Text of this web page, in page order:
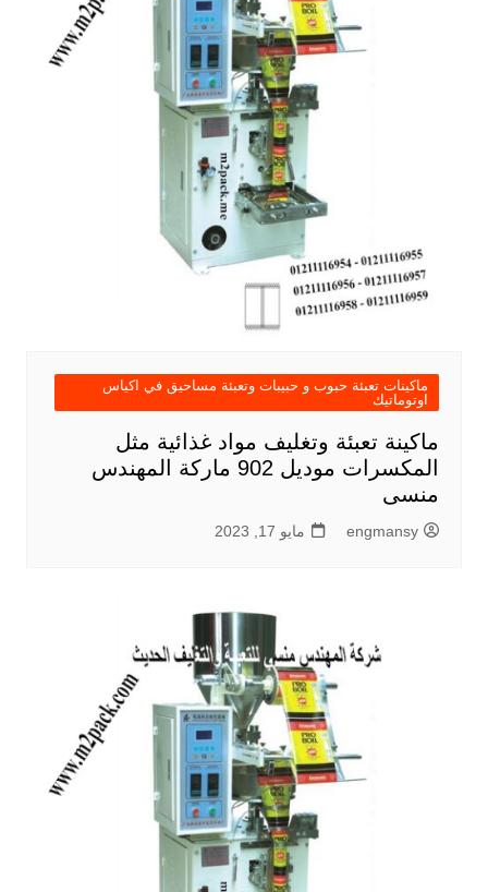
ماكينات تعبئة حبوب و حبيبات وتعبئة مساحيق في اكياس
اوتوماتيك
ماكينة تعبئة وتغليف مواد غذائية مثل
المكسرات موديل 902 ماركة المهندس
منسى
engmansy مايو 17, 2023